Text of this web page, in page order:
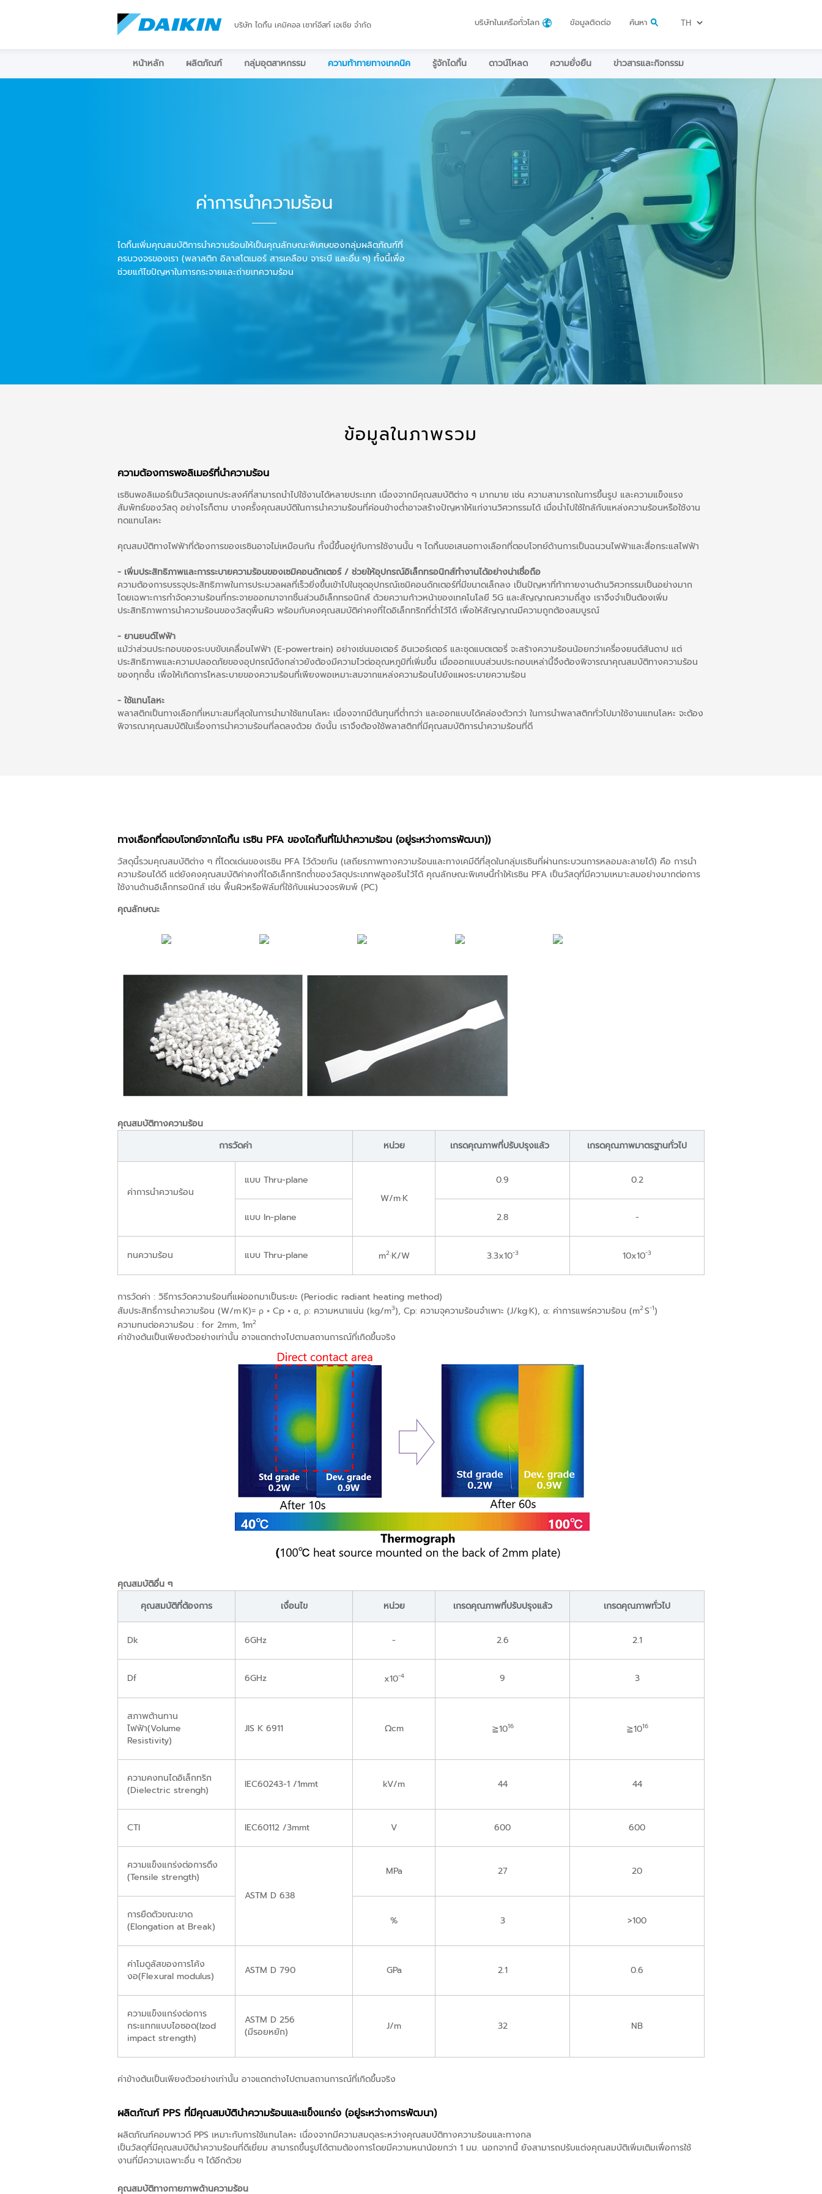
บริษัท ไดกิ้น เคมิคอล เซาท์อีสท์ เอเชีย จำกัด บริษัทในเครือทั่วโลก ข้อมูลติดต่อ ค้นหา
หน้าหลัก ผลิตภัณฑ์ กลุ่มอุตสาหกรรม ความท้าทายทางเทคนิค รู้จักไดกิ้น ดาวน์โหลด ความยั่งยืน ข่าวสารและกิจกรรม
ค่าการนำความร้อน
ไดกิ้นเพิ่มคุณสมบัติการนำความร้อนให้เป็นคุณลักษณะพิเศษของกลุ่มผลิตภัณฑ์ที่
ครบวงจรของเรา (พลาสติก อิลาสโตเมอร์ สารเคลือบ จาระบี และอื่น ๆ) ทั้งนี้เพื่อ
ช่วยแก้ไขปัญหาในการกระจายและถ่ายเทความร้อน
ข้อมูลในภาพรวม
ความต้องการพอลิเมอร์ที่นำความร้อน
เรซินพอลิเมอร์เป็นวัสดุอเนกประสงค์ที่สามารถนำไปใช้งานได้หลายประเภท เนื่องจากมีคุณสมบัติต่าง ๆ มากมาย เช่น ความสามารถในการขึ้นรูป และความแข็งแรง
สัมพัทธ์ของวัสดุ อย่างไรก็ตาม บางครั้งคุณสมบัติในการนำความร้อนที่ค่อนข้างต่ำอาจสร้างปัญหาให้แก่งานวิศวกรรมได้ เมื่อนำไปใช้ใกล้กับแหล่งความร้อนหรือใช้งาน
ทดแทนโลหะ
คุณสมบัติทางไฟฟ้าที่ต้องการของเรซินอาจไม่เหมือนกัน ทั้งนี้ขึ้นอยู่กับการใช้งานนั้น ๆ ไดกิ้นขอเสนอทางเลือกที่ตอบโจทย์ด้านการเป็นฉนวนไฟฟ้าและสื่อกระแสไฟฟ้า
- เพิ่มประสิทธิภาพและการระบายความร้อนของเซมิคอนดักเตอร์ / ช่วยให้อุปกรณ์อิเล็กทรอนิกส์ทำงานได้อย่างน่าเชื่อถือ
ความต้องการบรรจุประสิทธิภาพในการประมวลผลที่เร็วยิ่งขึ้นเข้าไปในชุดอุปกรณ์เซมิคอนดักเตอร์ที่มีขนาดเล็กลง เป็นปัญหาที่ท้าทายงานด้านวิศวกรรมเป็นอย่างมาก
โดยเฉพาะการกำจัดความร้อนที่กระจายออกมาจากชิ้นส่วนอิเล็กทรอนิกส์ ด้วยความก้าวหน้าของเทคโนโลยี 5G และสัญญาณความถี่สูง เราจึงจำเป็นต้องเพิ่ม
ประสิทธิภาพการนำความร้อนของวัสดุพื้นผิว พร้อมกับคงคุณสมบัติค่าคงที่ไดอิเล็กทริกที่ต่ำไว้ได้ เพื่อให้สัญญาณมีความถูกต้องสมบูรณ์
- ยานยนต์ไฟฟ้า
แม้ว่าส่วนประกอบของระบบขับเคลื่อนไฟฟ้า (E-powertrain) อย่างเช่นมอเตอร์ อินเวอร์เตอร์ และชุดแบตเตอรี่ จะสร้างความร้อนน้อยกว่าเครื่องยนต์สันดาป แต่
ประสิทธิภาพและความปลอดภัยของอุปกรณ์ดังกล่าวยังต้องมีความไวต่ออุณหภูมิที่เพิ่มขึ้น เมื่อออกแบบส่วนประกอบเหล่านี้จึงต้องพิจารณาคุณสมบัติทางความร้อน
ของทุกชั้น เพื่อให้เกิดการไหลระบายของความร้อนที่เพียงพอเหมาะสมจากแหล่งความร้อนไปยังแผงระบายความร้อน
- ใช้แทนโลหะ
พลาสติกเป็นทางเลือกที่เหมาะสมที่สุดในการนำมาใช้แทนโลหะ เนื่องจากมีต้นทุนที่ต่ำกว่า และออกแบบได้คล่องตัวกว่า ในการนำพลาสติกทั่วไปมาใช้งานแทนโลหะ จะต้อง
พิจารณาคุณสมบัติในเรื่องการนำความร้อนที่ลดลงด้วย ดังนั้น เราจึงต้องใช้พลาสติกที่มีคุณสมบัติการนำความร้อนที่ดี
ทางเลือกที่ตอบโจทย์จากไดกิ้น เรซิน PFA ของไดกิ้นที่ไม่นำความร้อน (อยู่ระหว่างการพัฒนา))
วัสดุนี้รวมคุณสมบัติต่าง ๆ ที่โดดเด่นของเรซิน PFA ไว้ด้วยกัน (เสถียรภาพทางความร้อนและทางเคมีดีที่สุดในกลุ่มเรซินที่ผ่านกระบวนการหลอมละลายได้) คือ การนำ
ความร้อนได้ดี แต่ยังคงคุณสมบัติค่าคงที่ไดอิเล็กทริกต่ำของวัสดุประเภทฟลูออรีนไว้ได้ คุณลักษณะพิเศษนี้ทำให้เรซิน PFA เป็นวัสดุที่มีความเหมาะสมอย่างมากต่อการ
ใช้งานด้านอิเล็กทรอนิกส์ เช่น พื้นผิวหรือฟิล์มที่ใช้กับแผ่นวงจรพิมพ์ (PC)
คุณลักษณะ
คุณสมบัติทางความร้อน
การวัดค่า
หน่วย เกรดคุณภาพที่ปรับปรุงแล้ว เกรดคุณภาพมาตรฐานทั่วไป
ค่าการนำความร้อน
แบบ Thru-plane
W/m·K
0.9 0.2
แบบ In-plane 2.8 -
ทนความร้อน แบบ Thru-plane m2·K/W 3.3x10-3 10x10-3
การวัดค่า : วิธีการวัดความร้อนที่แผ่ออกมาเป็นระยะ (Periodic radiant heating method)
สัมประสิทธิ์การนำความร้อน (W/m·K)= ρ × Cp × α, ρ: ความหนาแน่น (kg/m3), Cp: ความจุความร้อนจำเพาะ (J/kg·K), α: ค่าการแพร่ความร้อน (m2·S-1)
ความทนต่อความร้อน : for 2mm, 1m2
ค่าข้างต้นเป็นเพียงตัวอย่างเท่านั้น อาจแตกต่างไปตามสถานการณ์ที่เกิดขึ้นจริง
คุณสมบัติอื่น ๆ
คุณสมบัติที่ต้องการ
เงื่อนไข หน่วย เกรดคุณภาพที่ปรับปรุงแล้ว เกรดคุณภาพทั่วไป
Dk 6GHz - 2.6 2.1
Df 6GHz x10-4 9 3
สภาพต้านทาน
ไฟฟ้า(Volume
Resistivity)
JIS K 6911 Ωcm ≧1016 ≧1016
ความคงทนไดอิเล็กทริก
(Dielectric strengh)
IEC60243-1 /1mmt kV/m 44 44
CTI IEC60112 /3mmt V 600 600
ความแข็งแกร่งต่อการดึง
(Tensile strength)
ASTM D 638
MPa 27 20
การยืดตัวขณะขาด
(Elongation at Break)
% 3 >100
ค่าโมดูลัสของการโค้ง
งอ(Flexural modulus)
ASTM D 790 GPa 2.1 0.6
ความแข็งแกร่งต่อการ
กระแทกแบบไอซอด(Izod
impact strength)
ASTM D 256
(มีรอยหยัก)
J/m 32 NB
ค่าข้างต้นเป็นเพียงตัวอย่างเท่านั้น อาจแตกต่างไปตามสถานการณ์ที่เกิดขึ้นจริง
ผลิตภัณฑ์ PPS ที่มีคุณสมบัตินำความร้อนและแข็งแกร่ง (อยู่ระหว่างการพัฒนา)
ผลิตภัณฑ์คอมพาวด์ PPS เหมาะกับการใช้แทนโลหะ เนื่องจากมีความสมดุลระหว่างคุณสมบัติทางความร้อนและทางกล
เป็นวัสดุที่มีคุณสมบัตินำความร้อนที่ดีเยี่ยม สามารถขึ้นรูปได้ตามต้องการโดยมีความหนาน้อยกว่า 1 มม. นอกจากนี้ ยังสามารถปรับแต่งคุณสมบัติเพิ่มเติมเพื่อการใช้
งานที่มีความเฉพาะอื่น ๆ ได้อีกด้วย
คุณสมบัติทางกายภาพด้านความร้อน